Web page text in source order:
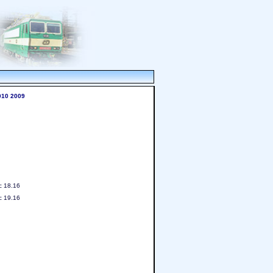
2009
18.16
19.16